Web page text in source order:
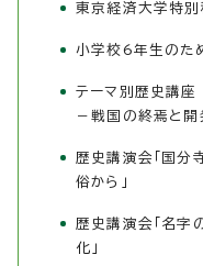
東京経済大学特
小学校6年生のた
テーマ別歴史講
－戦国の終焉と開
歴史講演会「国分
俗から」
歴史講演会「名字
化」